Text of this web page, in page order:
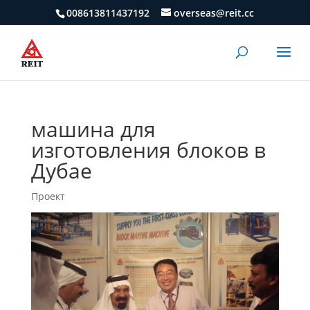
008613811437192 overseas@reit.cc
машина для
изготовления блоков в
Дубае
Проект